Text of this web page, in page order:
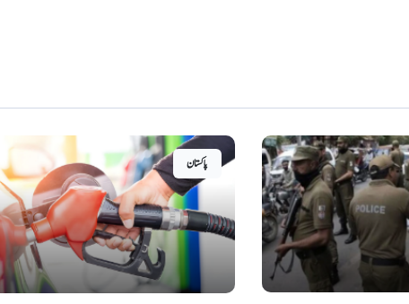
پاکستان